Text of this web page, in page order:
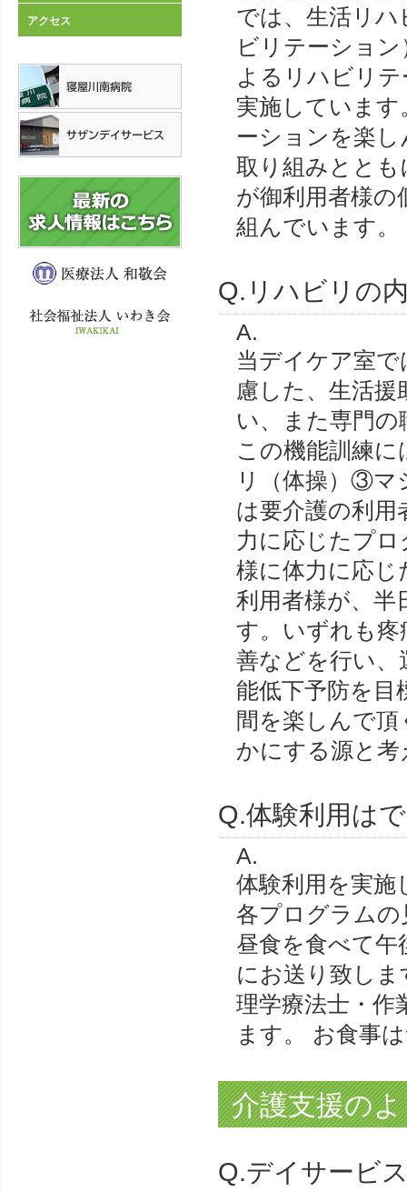
アクセス
では、生活リ
ビリテーショ
よるリハビリ
実施していま
ーションを楽
取り組みととも
が御利用者様の
組んでいます。
Q.リハビリの
A.
当デイケア室
慮した、生活
い、また専門
この機能訓練
リ（体操）③マ
は要介護の利用
力に応じたプ
様に体力に応
利用者様が、半
す。いずれも疼
善などを行い、
能低下予防を目
間を楽しんで
かにする源と
Q.体験利用は
A.
体験利用を実施
各プログラム
昼食を食べて
にお送り致しま
理学療法士・作
ます。 お食事
介護支援の
Q.デイサービ